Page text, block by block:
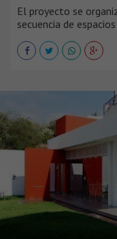
El proyecto se
secuencia de